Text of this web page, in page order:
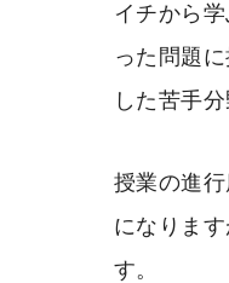
イチから
った問題
した苦手
授業の進
になりま
す。